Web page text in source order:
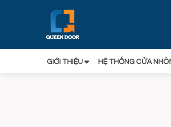
GIỚI THIỆU HỆ THỐNG CỬA